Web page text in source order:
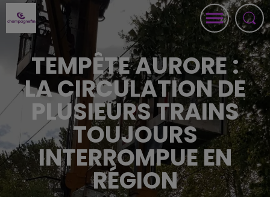
TEMPÊTE AURORE :
LA CIRCULATION DE
PLUSIEURS TRAINS
TOUJOURS
INTERROMPUE EN
RÉGION